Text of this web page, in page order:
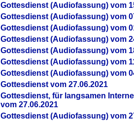
Gottesdienst (Audiofassung) vom
Gottesdienst (Audiofassung) vom
Gottesdienst (Audiofassung) vom
Gottesdienst (Audiofassung) vom
Gottesdienst (Audiofassung) vom
Gottesdienst (Audiofassung) vom
Gottesdienst (Audiofassung) vom
Gottesdienst vom 27.06.2021
Gottesdienst, für langsamen
vom 27.06.2021
Gottesdienst (Audiofassung) vom